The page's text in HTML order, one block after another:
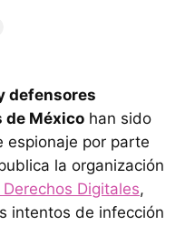
defensores
de México han sido
espionaje por parte
la organización
Digitales,
intentos de infección